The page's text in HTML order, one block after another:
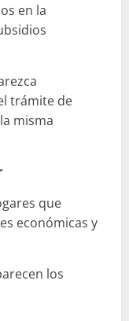
en la
trámite de
misma
que
económicas y
los